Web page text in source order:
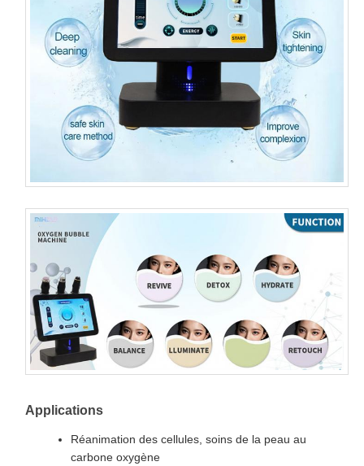
Applications
Réanimation des cellules, soins de la peau au
carbone oxygène